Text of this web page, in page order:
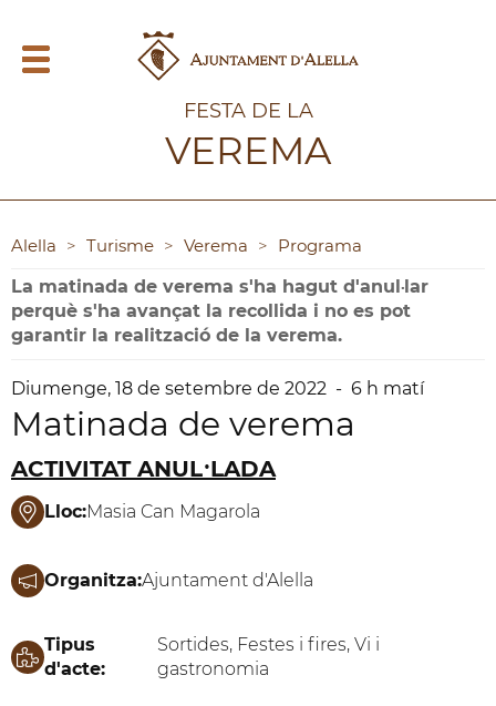
FESTA DE LA
VEREMA
Alella > Turisme > Verema > Programa
Diumenge, 18 de setembre de 2022 - 6 h matí
Matinada de verema
ACTIVITAT ANUL·LADA
La matinada de verema s'ha hagut d'anul·lar
perquè s'ha avançat la recollida i no es pot
garantir la realització de la verema.
Lloc:Masia Can Magarola
Organitza:Ajuntament d'Alella
Tipus
d'acte:
Sortides, Festes i fires, Vi i
gastronomia